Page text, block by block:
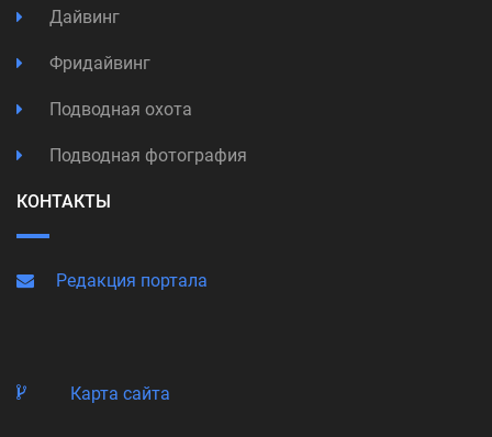
Дайвинг
Фридайвинг
Подводная охота
Подводная фотография
КОНТАКТЫ
Редакция портала
Карта сайта